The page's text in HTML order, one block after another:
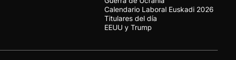
Calendario Laboral Euskadi 2026
Titulares del día
EEUU y Trump